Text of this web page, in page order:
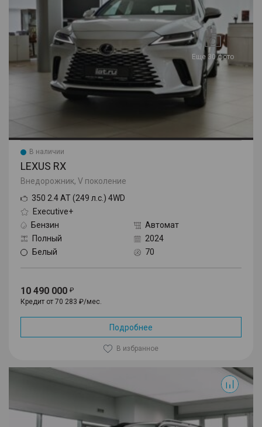
Еще 30 фото
В наличии
LEXUS RX
Внедорожник, V поколение
350 2.4 AT (249 л.с.) 4WD
Executive+
Бензин
Автомат
Полный
2024
Белый
70
10 490 000
Кредит от 70 283 ₽/мес.
Подробнее
В избранное